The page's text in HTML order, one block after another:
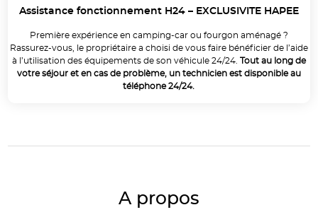
Assistance fonctionnement H24 – EXCLUSIVITE HAPEE
Première expérience en camping-car ou fourgon aménagé ?
Rassurez-vous, le propriétaire a choisi de vous faire bénéficier de l’aide
à l’utilisation des équipements de son véhicule 24/24. Tout au long de
votre séjour et en cas de problème, un technicien est disponible au
téléphone 24/24.
A propos